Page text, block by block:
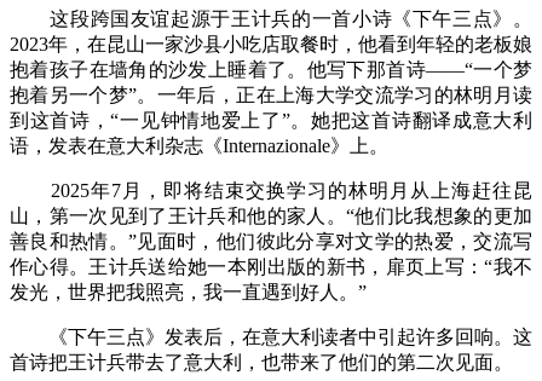
这段跨国友谊起源于王计兵的一首小诗《下午三点》。
2023年，在昆山一家沙县小吃店取餐时，他看到年轻的老板娘
抱着孩子在墙角的沙发上睡着了。他写下那首诗——“一个梦
抱着另一个梦”。一年后，正在上海大学交流学习的林明月读
到这首诗，“一见钟情地爱上了”。她把这首诗翻译成意大利
语，发表在意大利杂志《Internazionale》上。
2025年7月，即将结束交换学习的林明月从上海赶往昆
山，第一次见到了王计兵和他的家人。“他们比我想象的更加
善良和热情。”见面时，他们彼此分享对文学的热爱，交流写
作心得。王计兵送给她一本刚出版的新书，扉页上写：“我不
发光，世界把我照亮，我一直遇到好人。”
《下午三点》发表后，在意大利读者中引起许多回响。这
首诗把王计兵带去了意大利，也带来了他们的第二次见面。